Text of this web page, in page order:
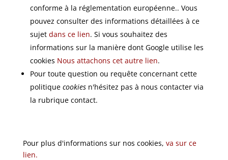
conforme à la réglementation européenne.. Vous
pouvez consulter des informations détaillées à ce
sujet dans ce lien. Si vous souhaitez des
informations sur la manière dont Google utilise les
cookies Nous attachons cet autre lien.
Pour toute question ou requête concernant cette
politique cookiesn'hésitez pas à nous contacter via
la rubrique contact.
Pour plus d'informations sur nos cookies, va sur ce
lien.